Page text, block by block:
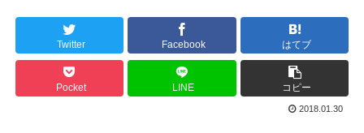
Twitter Facebook はてブ
Pocket LINE コピー
2018.01.30